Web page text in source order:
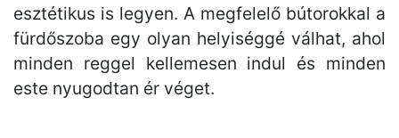
esztétikus is legyen. A megfelelő bútorokkal a
fürdőszoba egy olyan helyiséggé válhat, ahol
minden reggel kellemesen indul és minden
este nyugodtan ér véget.